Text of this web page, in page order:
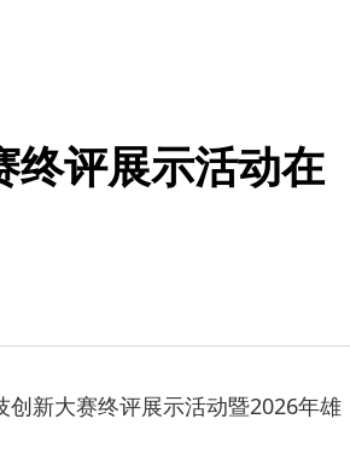
终评展示活动在
新大赛终评展示活动暨2026年雄